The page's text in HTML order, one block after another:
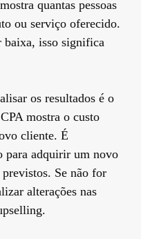
quantas pessoas
ou serviço oferecido.
baixa, isso significa
os resultados é o
mostra o custo
cliente. É
para adquirir um novo
Se não for
alterações nas